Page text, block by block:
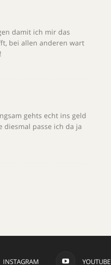
damit ich mir das
bei allen anderen wart
gehts echt ins geld
passe ich da ja
INSTAGRAM YOUTUBE